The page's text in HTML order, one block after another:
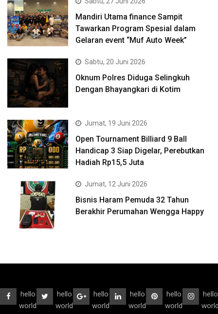
Mandiri Utama finance Sampit
Tawarkan Program Spesial dalam
Gelaran event “Muf Auto Week”
Sabtu, 20 Juni 2026
Oknum Polres Diduga Selingkuh
Dengan Bhayangkari di Kotim
Jumat, 19 Juni 2026
Open Tournament Billiard 9 Ball
Handicap 3 Siap Digelar, Perebutkan
Hadiah Rp15,5 Juta
Jumat, 12 Juni 2026
Bisnis Haram Pemuda 32 Tahun
Berakhir Perumahan Wengga Happy
hello
world
hello
world
hello
world
hello
world
hello
world
hello